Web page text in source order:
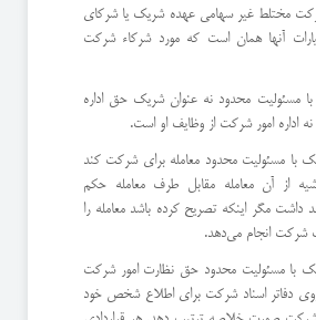
شركت مختلط غیر سهامی عهده شریك یا شركای
آنها همان است كه مورد شركاء شركت
شریك با مسئولیت محدود نه عنوان شریك حق اداره
اداره امور شركت از وظایف او است.
شریك با مسئولیت محدود معامله برای شركت كند
از آن معامله مقابل طرف معامله حكم
مگر اینكه تصریح كرده باشد معامله را
انجام می‌دهد.
هر شریك با مسئولیت محدود حق نظارت امور شركت
روی دفاتر اسناد شركت برای اطلاع شخص خود